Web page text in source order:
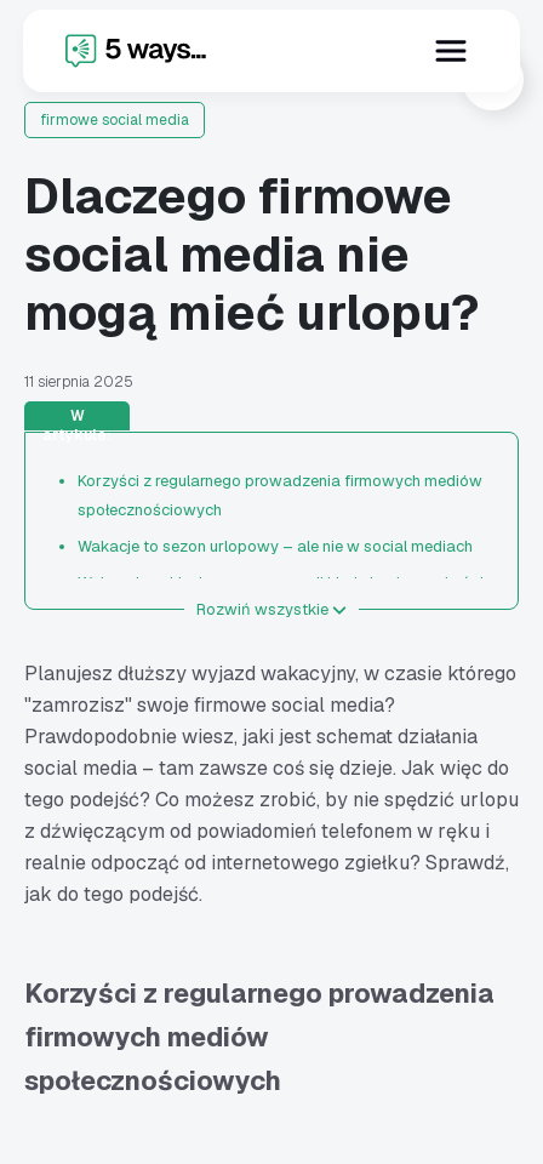
firmowe social media
Dlaczego firmowe
social media nie
mogą mieć urlopu?
11 sierpnia 2025
W
artykule:
Korzyści z regularnego prowadzenia firmowych mediów
społecznościowych
Wakacje to sezon urlopowy – ale nie w social mediach
Wakacyjne okienko szansy – czyli kiedy konkurencja śpi
Odpoczywaj z głową – jak planować content, żeby
Zmień perspektywę i dostosuj treści
Wykorzystaj specyfikę okresu wakacyjnego
Planuj posty z wyprzedzeniem i bądź elastyczny
Nie zapominaj o celach biznesowych
Angażuj społeczność
Firmowe social media i ich prowadzenie w okresie
wakacyjnym – podsumowanie
Rozwiń wszystkie
Planujesz dłuższy wyjazd wakacyjny, w czasie którego
"zamrozisz" swoje firmowe social media?
Prawdopodobnie wiesz, jaki jest schemat działania
social media – tam zawsze coś się dzieje. Jak więc do
tego podejść? Co możesz zrobić, by nie spędzić urlopu
z dźwięczącym od powiadomień telefonem w ręku i
realnie odpocząć od internetowego zgiełku? Sprawdź,
jak do tego podejść.
Korzyści z regularnego prowadzenia
firmowych mediów
społecznościowych